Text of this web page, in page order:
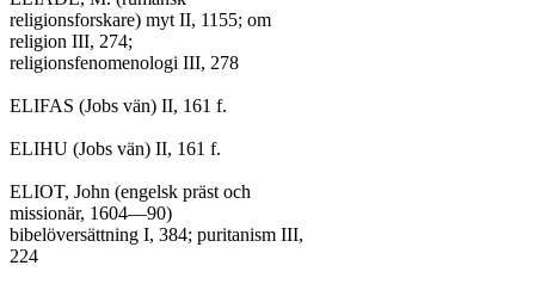
religionsforskare) myt II, 1155; om
religion III, 274;
religionsfenomenologi III, 278
ELIFAS (Jobs vän) II, 161 f.
ELIHU (Jobs vän) II, 161 f.
ELIOT, John (engelsk präst och
missionär, 1604—90)
bibelöversättning I, 384; puritanism III,
224